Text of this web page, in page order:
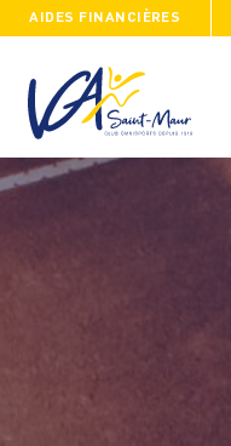
AIDES FINANCIÈRES